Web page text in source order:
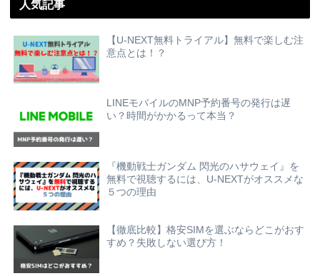
人気記事
【U-NEXT無料トライアル】無料で楽しむ注
意点とは！？
LINEモバイルのMNP予約番号の発行は遅
い？時間がかかるって本当？
『機動戦士ガンダム 閃光のハサウェイ』を
無料で視聴するには、U-NEXTがオススメな
５つの理由
【徹底比較】格安SIMを選ぶならどこがおす
すめ？失敗しない選び方！